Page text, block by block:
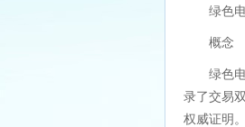
绿色
概念
绿色
录了交易
权威证明。